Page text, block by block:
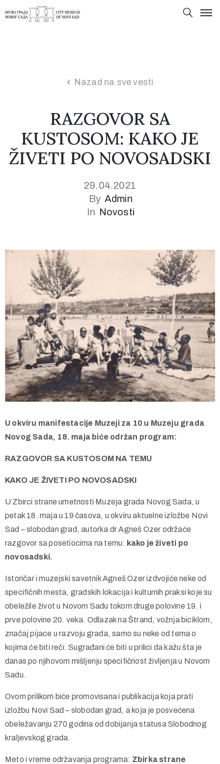
Nazad na sve vesti
RAZGOVOR SA
KUSTOSOM: KAKO JE
ŽIVETI PO NOVOSADSKI
29.04.2021
By Admin
In Novosti
U okviru manifestacije Muzeji za 10 u Muzeju grada
Novog Sada, 18. maja biće održan program:
RAZGOVOR SA KUSTOSOM NA TEMU
KAKO JE ŽIVETI PO NOVOSADSKI
U Zbirci strane umetnosti Muzeja grada Novog Sada, u
petak 18. maja u 19 časova, u okviru aktuelne izložbe Novi
Sad – slobodan grad, autorka dr Agneš Ozer održaće
razgovor sa posetiocima na temu: kako je živeti po
novosadski.
Istoričar i muzejski savetnik Agneš Ozer izdvojiće neke od
specifičnih mesta, gradskih lokacija i kulturnih praksi koje su
obeležile život u Novom Sadu tokom druge polovine 19. i
prve polovine 20. veka. Odlazak na Štrand, vožnja biciklom,
značaj pijace u razvoju grada, samo su neke od tema o
kojima će biti reči. Sugrađani će biti u prilici da kažu šta je
danas po njihovom mišljenju specifičnost življenja u Novom
Sadu.
Ovom prilikom biće promovisana i publikacija koja prati
izložbu Novi Sad – slobodan grad, a koja je posvećena
obeležavanju 270 godina od dobijanja statusa Slobodnog
kraljevskog grada.
Meto i vreme održavanja programa: Zbirka strane